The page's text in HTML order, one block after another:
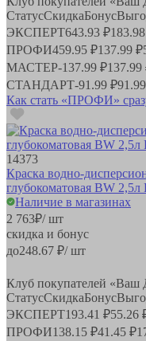
СтатусСкидкаБонус
ЭКСПЕРТ643.93 ₽
ПРОФИ459.95 ₽137.99 ₽
МАСТЕР-137.99 ₽137.99
СТАНДАРТ-91.99 ₽
Как стать «ПРОФИ»
14373
Краска водно-
глубокоматовая BW
Наличие в магазинах
2 763₽/ шт
скидка и бонус
до248.67 ₽/ шт
Клуб покупателей «Ваш
СтатусСкидкаБонус
ЭКСПЕРТ193.41 ₽55.26
ПРОФИ138.15 ₽41.45 ₽